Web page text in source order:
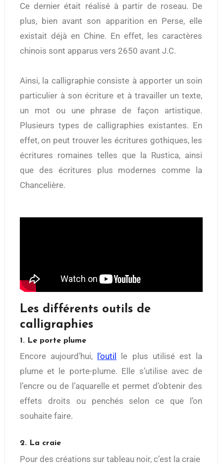
Ce dernier était réalisé à partir de roseau. De
plus, bien avant son apparition en Perse, elle
existait déjà en Chine. En effet, les caractères
chinois sont apparus vers 2650 avant J.C.
Ainsi, la calligraphie consiste à apporter un soin
particulier à son écriture et à travailler un texte,
un mot ou une phrase de façon artistique.
Plusieurs types de calligraphies existantes. En
effet, on peut trouver les écritures gothiques, les
écritures romaines telles que la Rustica, ainsi
que des écritures plus modernes comme la
Chancelière.
Les différents outils de
calligraphies
1. Le porte plume
Encore aujourd’hui, l’outil
le plus utilisé est la
plume et le porte-plume. Elle s’utilise avec de
l’encre ou de l’aquarelle et permet d’obtenir des
effets droits ou penchés selon ce que l’on
souhaite faire.
2. La craie
Pour des créations sur tableau noir, c’est la craie